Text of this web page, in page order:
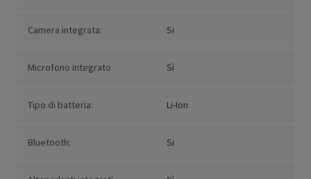
Camera integrata: Si
Microfono integrato Sì
Tipo di batteria: Li-Ion
Bluetooth: Si